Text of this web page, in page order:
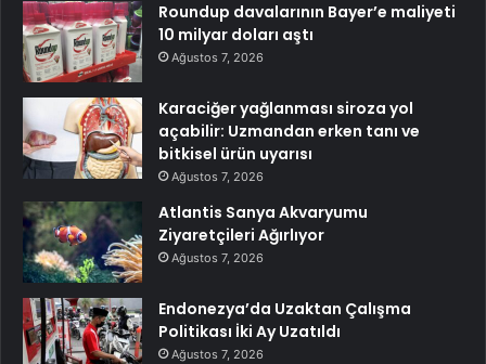
Roundup davalarının Bayer’e maliyeti
10 milyar doları aştı
Ağustos 7, 2026
Karaciğer yağlanması siroza yol
açabilir: Uzmandan erken tanı ve
bitkisel ürün uyarısı
Ağustos 7, 2026
Atlantis Sanya Akvaryumu
Ziyaretçileri Ağırlıyor
Ağustos 7, 2026
Endonezya’da Uzaktan Çalışma
Politikası İki Ay Uzatıldı
Ağustos 7, 2026